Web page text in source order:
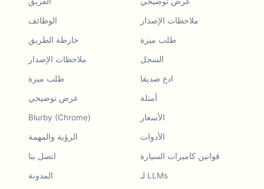
الوظائف
خارطة الطريق
ملاحظات الإصدار
طلب ميزة
عرض توضيحي
Blurby (Chrome)
الرؤية والمهمة
اتصل بنا
المدونة
ملاحظات الإصدار
طلب ميزة
السجل
ادع صديقا
أمثلة
الأسعار
الأدوات
قوانين كاميرات السيارة
لـ LLMs